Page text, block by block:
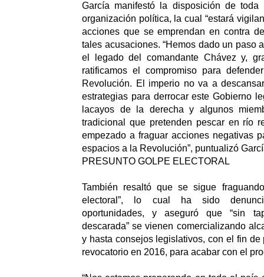
García manifestó la disposición de
organización política, la cual “estará
acciones que se emprendan en contra
tales acusaciones. “Hemos dado un paso
el legado del comandante Chávez y,
ratificamos el compromiso para
Revolución. El imperio no va a
estrategias para derrocar este Gobierno
lacayos de la derecha y algunos
tradicional que pretenden pescar en río
empezado a fraguar acciones negativas
espacios a la Revolución”, puntualizó
PRESUNTO GOLPE ELECTORAL
También resaltó que se sigue
electoral”, lo cual ha sido
oportunidades, y aseguró que “sin
descarada” se vienen comercializando
y hasta consejos legislativos, con el fin de
revocatorio en 2016, para acabar con el